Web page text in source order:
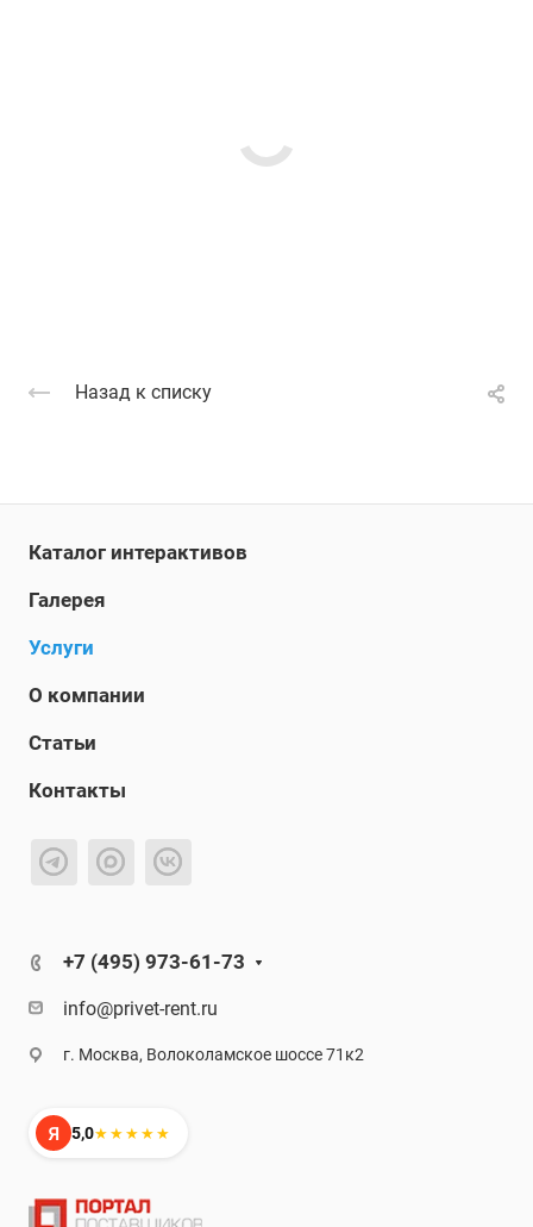
Назад к списку
Каталог интерактивов
Галерея
Услуги
О компании
Статьи
Контакты
+7 (495) 973-61-73
info@privet-rent.ru
г. Москва, Волоколамское шоссе 71к2
Я 5,0★★★★★